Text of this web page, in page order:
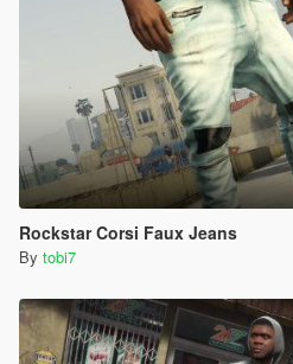
Rockstar Corsi Faux Jeans
By tobi7